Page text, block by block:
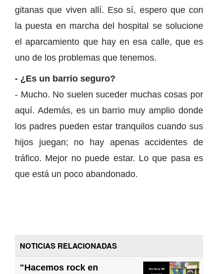
gitanas que viven allí. Eso sí, espero que con
la puesta en marcha del hospital se solucione
el aparcamiento que hay en esa calle, que es
uno de los problemas que tenemos.
- ¿Es un barrio seguro?
- Mucho. No suelen suceder muchas cosas por
aquí. Además, es un barrio muy amplio donde
los padres pueden estar tranquilos cuando sus
hijos juegan; no hay apenas accidentes de
tráfico. Mejor no puede estar. Lo que pasa es
que está un poco abandonado.
NOTICIAS RELACIONADAS
"Hacemos rock en